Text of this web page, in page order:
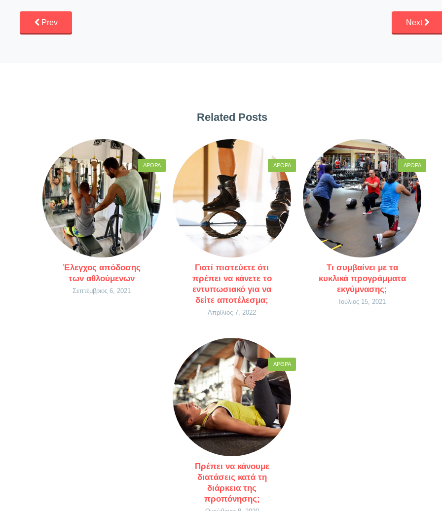
Prev Next
Related Posts
Έλεγχος απόδοσης
των αθλούμενων
Σεπτέμβριος 6, 2021
ΆΡΘΡΑ
Γιατί πιστεύετε ότι
πρέπει να κάνετε το
εντυπωσιακό για να
δείτε αποτέλεσμα;
Απρίλιος 7, 2022
ΆΡΘΡΑ
Τι συμβαίνει με τα
κυκλικά προγράμματα
εκγύμνασης;
Ιούλιος 15, 2021
ΆΡΘΡΑ
Πρέπει να κάνουμε
διατάσεις κατά τη
διάρκεια της
προπόνησης;
ΆΡΘΡΑ